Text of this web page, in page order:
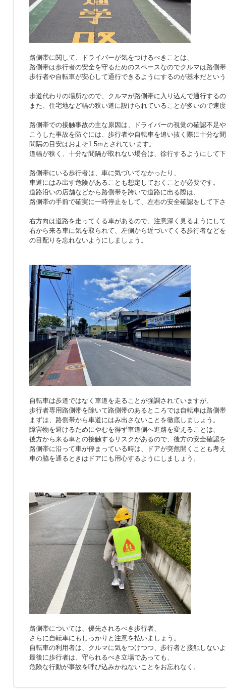
路側帯に関して、ドライバーが気をつけるべきことは、
路側帯は歩行者の安全を守るためのスペースなのでクルマは路側
歩行者や自転車が安心して通行できるようにするのが基本だとい
歩道代わりの場所なので、クルマが路側帯に入り込んで通行する
また、住宅地など幅の狭い道に設けられていることが多いので速
路側帯での接触事故の主な原因は、ドライバーの視覚の確認不足
こうした事故を防ぐには、歩行者や自転車を追い抜く際に十分な
間隔の目安はおよそ1.5mとされています。
道幅が狭く、十分な間隔が取れない場合は、徐行するようにして
路側帯にいる歩行者は、車に気づいてなかったり、
車道にはみ出す危険があることも想定しておくことが必要です。
道路沿いの店舗などから路側帯を跨いで道路に出る際は、
路側帯の手前で確実に一時停止をして、左右の安全確認をして下
右方向は道路を走ってくる車があるので、注意深く見るようにし
右から来る車に気を取られて、左側から近づいてくる歩行者など
の目配りを忘れないようにしましょう。
自転車は歩道ではなく車道を走ることが強調されていますが、
歩行者専用路側帯を除いて路側帯のあるところでは自転車は路側
まずは、路側帯から車道にはみ出さないことを徹底しましょう。
障害物を避けるためにやむを得ず車道側へ進路を変えることは、
後方から来る車との接触するリスクがあるので、後方の安全確認
路側帯に沿って車が停まっている時は、ドアが突然開くことも考
車の脇を通るときはドアにも用心するようにしましょう。
路側帯については、優先されるべき歩行者、
さらに自転車にもしっかりと注意を払いましょう。
自転車の利用者は、クルマに気をつけつつ、歩行者と接触しない
最後に歩行者は、守られるべき立場であっても、
危険な行動が事故を呼び込みかねないことをお忘れなく。